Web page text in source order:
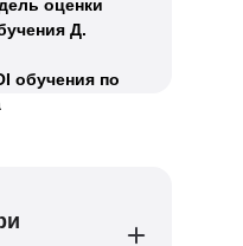
оценки
Д.
обучения по